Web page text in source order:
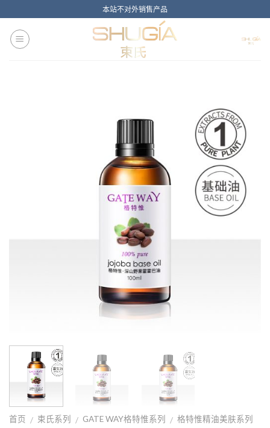
content
本站不对外销售产品
首页 / 束氏系列 / GATE WAY格特惟系列 / 格特惟精油美肤系列